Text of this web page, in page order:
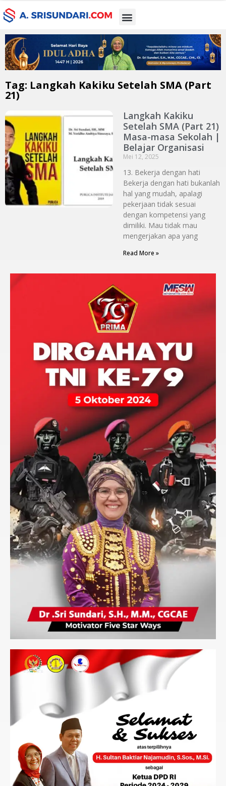
Tag: Langkah Kakiku Setelah SMA (Part
21)
Langkah Kakiku
Setelah SMA (Part 21)
Masa-masa Sekolah |
Belajar Organisasi
Mei 12, 2025
13. Bekerja dengan hati
Bekerja dengan hati bukanlah
hal yang mudah, apalagi
pekerjaan tidak sesuai
dengan kompetensi yang
dimiliki. Mau tidak mau
mengerjakan apa yang
Read More »